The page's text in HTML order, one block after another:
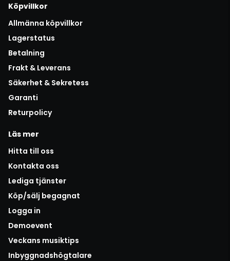
Köpvillkor
Allmänna köpvillkor
Lagerstatus
Betalning
Frakt & Leverans
Säkerhet & Sekretess
Garanti
Returpolicy
Läs mer
Hitta till oss
Kontakta oss
Lediga tjänster
Köp/sälj begagnat
Logga in
Demoevent
Veckans musiktips
Inbyggnadshögtalare